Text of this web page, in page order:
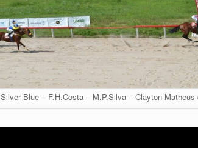
Silver Blue – F.H.Costa – M.P.Silva – Clayton Matheus